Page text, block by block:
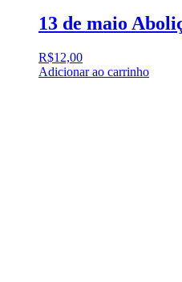
13 de maio
R$12,00
Adicionar ao carrinho